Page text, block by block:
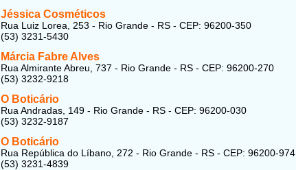
Jéssica Cosméticos
Rua Luiz Lorea, 253 - Rio Grande - RS - CEP: 96200-350
(53) 3231-5430
Márcia Fabre Alves
Rua Almirante Abreu, 737 - Rio Grande - RS - CEP: 96200-270
(53) 3232-9218
O Boticário
Rua Andradas, 149 - Rio Grande - RS - CEP: 96200-030
(53) 3232-9187
O Boticário
Rua República do Líbano, 272 - Rio Grande - RS - CEP: 96200-974
(53) 3231-4839